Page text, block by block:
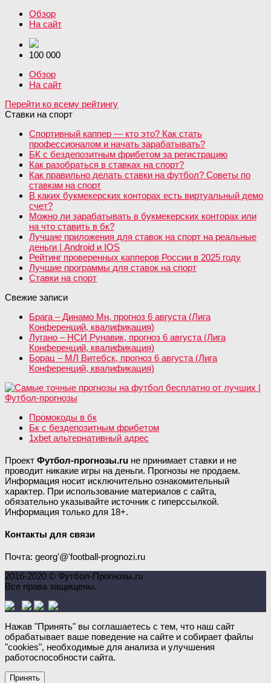
Обзор
На сайт
100 000
Обзор
На сайт
Перейти ко всему рейтингу
Ставки на спорт
Спортивный каппер — кто это? Как стать
профессионалом и начать зарабатывать?
БК с бездепозитным фрибетом за регистрацию
Как разобраться в ставках на спорт?
Как правильно делать ставки на футбол? Советы по
ставкам на спорт
В каких букмекерских конторах есть виртуальный демо
счет?
Можно ли зарабатывать в букмекерских конторах или
на что ставить в бк?
Лучшие приложения для ставок на спорт на реальные
деньги | Android и IOS
Рейтинг проверенных капперов России в 2025 году
Лучшие программы для ставок на спорт
Ставки на спорт
Свежие записи
Брага – Динамо Мн, прогноз 6 августа (Лига
Конференций, квалификация)
Лугано – НСИ Рунавик, прогноз 6 августа (Лига
Конференций, квалификация)
Борац – МЛ Витебск, прогноз 6 августа (Лига
Конференций, квалификация)
Промокоды в бк
Бк с бездепозитным фрибетом
1xbet альтернативный адрес
Проект Футбол-прогнозы.ru не принимает ставки и не
проводит никакие игры на деньги. Прогнозы не продаем.
Информация носит исключительно ознакомительный
характер. При использование материалов с сайта,
обязательно указывайте источник с гиперссылкой.
Информация только для 18+.
Контакты для связи
Почта: georg'@'football-prognozi.ru
2016-2020 © Футбол-Прогнозы.ru
Все права защищены.
Нажав "Принять" вы соглашаетесь с тем, что наш сайт
обрабатывает ваше поведение на сайте и собирает файлы
"cookies", необходимые для анализа и улучшения
работоспособности сайта.
Принять